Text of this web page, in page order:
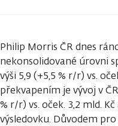
Philip Morris ČR dnes
nekonsolidované úrovni
výši 5,9 (+5,5 % r/r) vs.
překvapením je vývoj v
% r/r) vs. oček. 3,2 mld.
výsledovku. Důvodem